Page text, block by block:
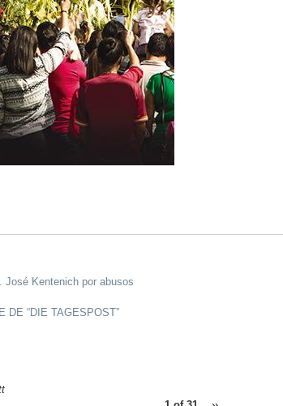
José Kentenich por abusos
DE “DIE TAGESPOST”